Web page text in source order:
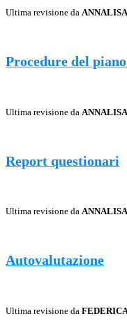
Ultima revisione da
Procedure del
Ultima revisione da
Report questionari
Ultima revisione da
Autovalutazione
Ultima revisione da